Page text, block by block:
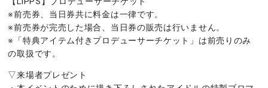
※前売券、当日券共に料金は一律です。
※前売券が完売した場合、当日券の販売は行いません。
※「特典アイテム付きプロデューサーチケット」は前売りのみ
の取扱です。
▽来場者プレゼント